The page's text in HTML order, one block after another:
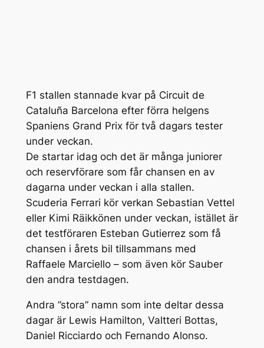
F1 stallen stannade kvar på Circuit de
Cataluña Barcelona efter förra helgens
Spaniens Grand Prix för två dagars tester
under veckan.
De startar idag och det är många juniorer
och reservförare som får chansen en av
dagarna under veckan i alla stallen.
Scuderia Ferrari kör verkan Sebastian Vettel
eller Kimi Räikkönen under veckan, istället är
det testföraren Esteban Gutierrez som få
chansen i årets bil tillsammans med
Raffaele Marciello – som även kör Sauber
den andra testdagen.
Andra ”stora” namn som inte deltar dessa
dagar är Lewis Hamilton, Valtteri Bottas,
Daniel Ricciardo och Fernando Alonso.